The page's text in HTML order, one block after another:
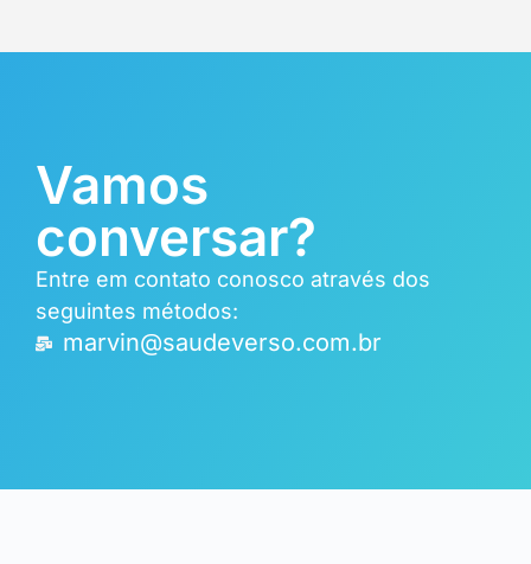
Vamos
conversar?
Entre em contato conosco através dos
seguintes métodos:
marvin@saudeverso.com.br